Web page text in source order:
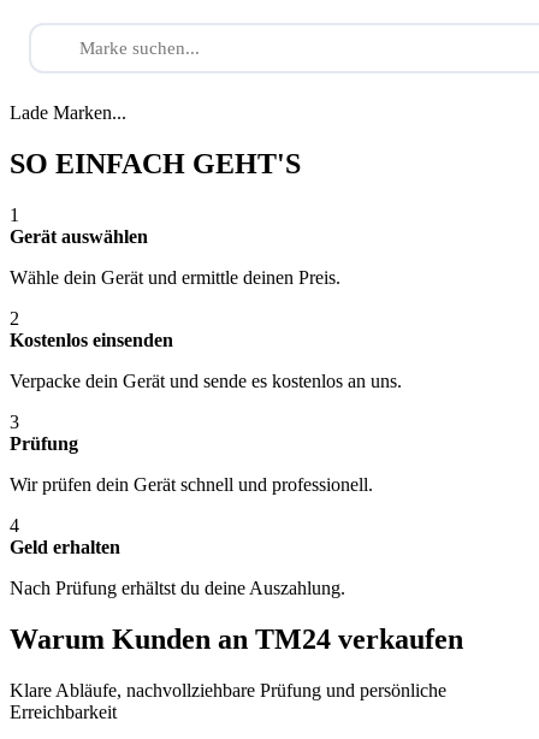
Lade Marken...
SO EINFACH GEHT'S
1
Gerät auswählen
Wähle dein Gerät und ermittle deinen Preis.
2
Kostenlos einsenden
Verpacke dein Gerät und sende es kostenlos an uns.
3
Prüfung
Wir prüfen dein Gerät schnell und professionell.
4
Geld erhalten
Nach Prüfung erhältst du deine Auszahlung.
Warum Kunden an TM24 verkaufen
Klare Abläufe, nachvollziehbare Prüfung und persönliche
Erreichbarkeit